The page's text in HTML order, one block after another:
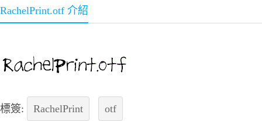
RachelPrint.otf 介紹
標簽: RachelPrint otf